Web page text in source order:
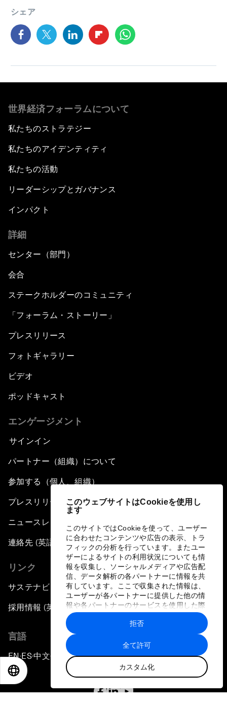
このウェブサイトはCookieを使用し
ます
このサイトではCookieを使って、ユーザー
に合わせたコンテンツや広告の表示、トラ
フィックの分析を行っています。またユー
ザーによるサイトの利用状況についても情
報を収集し、ソーシャルメディアや広告配
信、データ解析の各パートナーに情報を共
有しています。ここで収集された情報は、
ユーザーが各パートナーに提供した他の情
報や各パートナーのサービスを使用した際
に収集された情報と組み合わされ、各パー
トナーによって使用されることがありま
す。
全て許可
カスタム化
拒否
シェア
世界経済フォーラムについて
私たちのストラテジー
私たちのアイデンティティ
私たちの活動
リーダーシップとガバナンス
インパクト
詳細
センター（部門）
会合
ステークホルダーのコミュニティ
「フォーラム・ストーリー」
プレスリリース
フォトギャラリー
ビデオ
ポッドキャスト
エンゲージメント
サインイン
パートナー（組織）について
参加する（個人、組織）
プレスリリース登録
ニュースレター購読
連絡先 (英語のみ)
リンク
サステナビリティへの取り組み
採用情報 (英語のみ)
言語
EN▪ ES▪中文▪ 日本語